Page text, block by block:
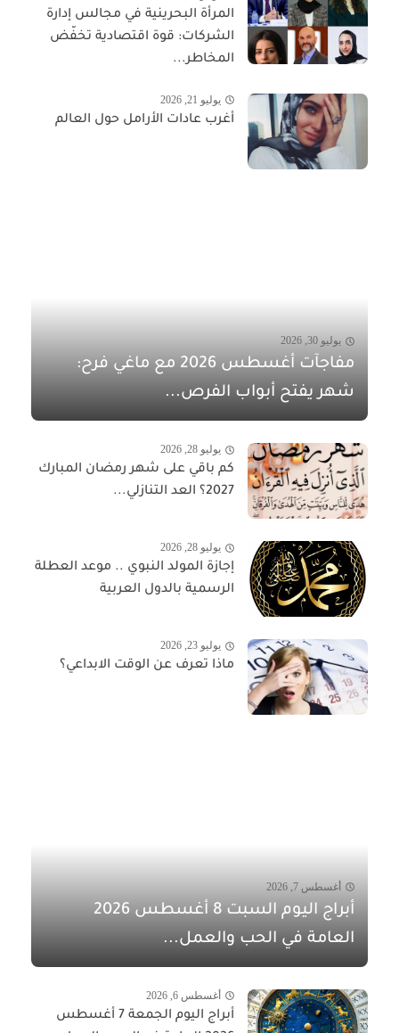
المرأة البحرينية في مجالس إدارة
الشركات: قوة اقتصادية تخفّض
المخاطر...
يوليو 21, 2026
أغرب عادات الأرامل حول العالم
يوليو 30, 2026
مفاجآت أغسطس 2026 مع ماغي فرح:
شهر يفتح أبواب الفرص...
يوليو 28, 2026
كم باقي على شهر رمضان المبارك
2027؟ العد التنازلي...
يوليو 28, 2026
إجازة المولد النبوي .. موعد العطلة
الرسمية بالدول العربية
يوليو 23, 2026
ماذا تعرف عن الوقت الابداعي؟
أغسطس 7, 2026
أبراج اليوم السبت 8 أغسطس 2026
العامة في الحب والعمل...
أغسطس 6, 2026
أبراج اليوم الجمعة 7 أغسطس